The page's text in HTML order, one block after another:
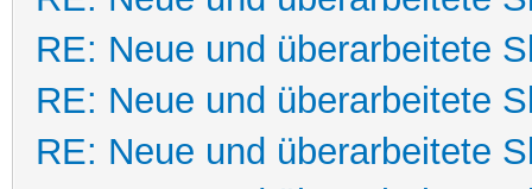
RE: Neue und überarbeitete
RE: Neue und überarbeitete
RE: Neue und überarbeitete